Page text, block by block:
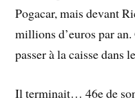
Pogacar, mais devant
millions d’euros par
passer à la caisse dans
Il terminait… 46e de